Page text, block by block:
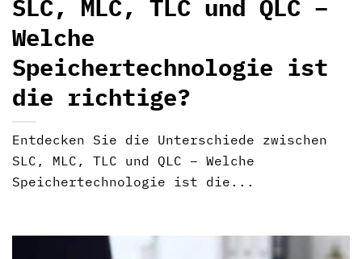
SLC, MLC, TLC und QLC –
Welche
Speichertechnologie ist
die richtige?
Entdecken Sie die Unterschiede zwischen
SLC, MLC, TLC und QLC – Welche
Speichertechnologie ist die...